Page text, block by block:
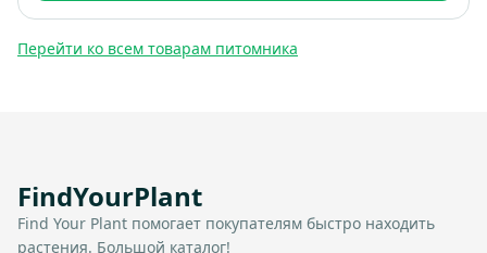
Перейти ко всем товарам питомника
FindYourPlant
Find Your Plant помогает покупателям быстро находить
растения. Большой каталог!